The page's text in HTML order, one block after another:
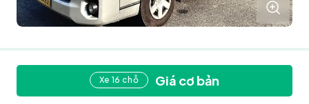
Xe 16 chỗ Giá cơ bản